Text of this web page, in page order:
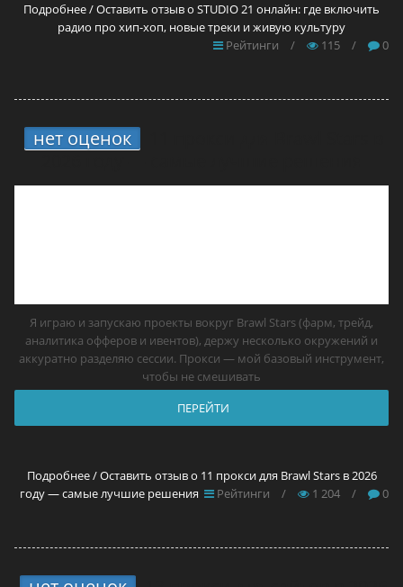
Подробнее / Оставить отзыв о STUDIO 21 онлайн: где включить
радио про хип-хоп, новые треки и живую культуру
Рейтинги
/ 115 / 0
нет оценок
Я играю и запускаю проекты вокруг Brawl Stars (фарм, трейд,
аналитика офферов и ивентов), держу несколько окружений и
аккуратно разделяю сессии. Прокси — мой базовый инструмент,
чтобы не смешивать
ПЕРЕЙТИ
Подробнее / Оставить отзыв о 11 прокси для Brawl Stars в 2026
году — самые лучшие решения
Рейтинги / 1 204 / 0